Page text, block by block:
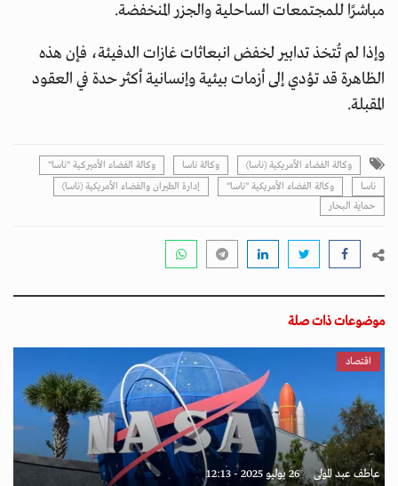
مباشرًا للمجتمعات الساحلية والجزر المنخفضة.
وإذا لم تُتخذ تدابير لخفض انبعاثات غازات الدفيئة، فإن هذه
الظاهرة قد تؤدي إلى أزمات بيئية وإنسانية أكثر حدة في العقود
المقبلة.
وكالة الفضاء الأمريكية (ناسا) وكالة ناسا
وكالة الفضاء الأميركية "ناسا"
ناسا
وكالة الفضاء الأمريكية "ناسا"
إدارة الطيران والفضاء الأمريكية (ناسا)
حماية البحار
موضوعات ذات صلة
اقتصاد
عاطف عبد المولى 26 يوليو 2025 - 12:13